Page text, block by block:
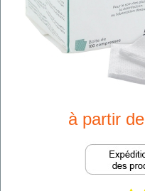
à partir de